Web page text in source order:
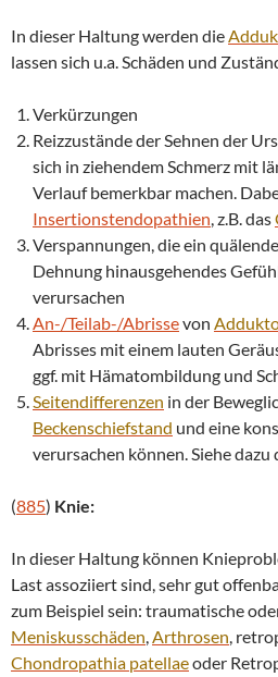
In dieser Haltung werden die
lassen sich u.a. Schäden und
Verkürzungen
Reizzustände der Sehnen der
sich in ziehendem Schmerz mit
Verlauf bemerkbar machen.
Insertionstendopathien, z.B. das
Verspannungen, die ein
Dehnung hinausgehendes
verursachen
An-/Teilab-/Abrissevon
Abrisses mit einem lauten
ggf. mit Hämatombildung und
Seitendifferenzen in der
Beckenschiefstand und eine
verursachen können. Siehe dazu
(885) Knie:
In dieser Haltung können
Last assoziiert sind, sehr gut
zum Beispiel sein: traumatische
Meniskusschäden,Arthrosen,
Chondropathia patellaeoder